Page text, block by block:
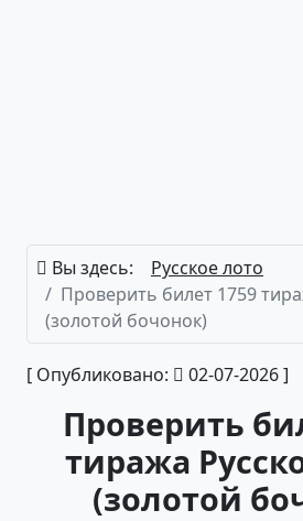
Вы здесь:
Русское лото
Проверить билет 1759
(золотой бочонок)
[ Опубликовано: 02-07-2026 ]
Проверить
тиража
(золотой